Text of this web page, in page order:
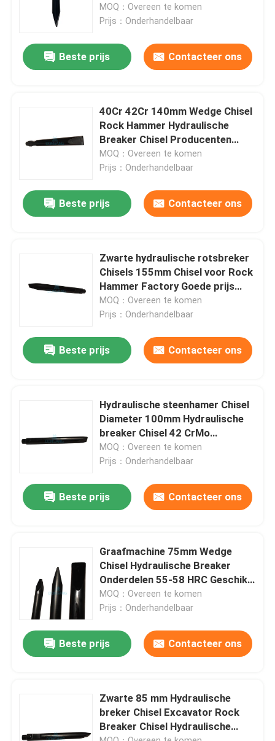
Ongeveer ons
Kwaliteitscontrole
Contacteer ons
Verzoek om een Citaat
Hydraulische Rotsbreker
Graafwerktuig hydraulische Breker
DS8C
MOQ：Overeen te komen
Prijs：Onderhandelbaar
Beste prijs Contacteer ons
40Cr 42Cr 140mm Wedge Chisel
Rock Hammer Hydraulische
Breaker Chisel Producenten
DS8C
MOQ：Overeen te komen
Prijs：Onderhandelbaar
Beste prijs Contacteer ons
Zwarte hydraulische rotsbreker
Chisels 155mm Chisel voor Rock
Hammer Factory Goede prijs
DS8C
MOQ：Overeen te komen
Prijs：Onderhandelbaar
Beste prijs Contacteer ons
Hydraulische steenhamer Chisel
Diameter 100mm Hydraulische
breaker Chisel 42 CrMo
Hydraulische breaker bits DS8C
MOQ：Overeen te komen
Prijs：Onderhandelbaar
Beste prijs Contacteer ons
Graafmachine 75mm Wedge
Chisel Hydraulische Breaker
Onderdelen 55-58 HRC Geschikt
Mini Hydraulische Rock Hammer
DS8C
MOQ：Overeen te komen
Prijs：Onderhandelbaar
Beste prijs Contacteer ons
Zwarte 85 mm Hydraulische
breker Chisel Excavator Rock
Breaker Chisel Hydraulische